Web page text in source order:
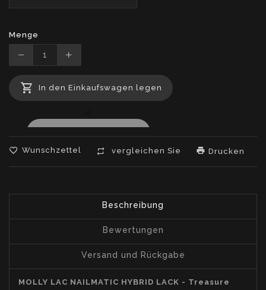
Menge
Translation
missing:
de.products.product.decrease
Translation
missing:
de.products.product.increase
In den Einkaufswagen legen
Wunschzettel vergleichen Sie Drucken
Beschreibung
Bewertungen
Versand und Rückgabe
MOLLY LAC NAILMATIC HYBRID LACK - Treasure